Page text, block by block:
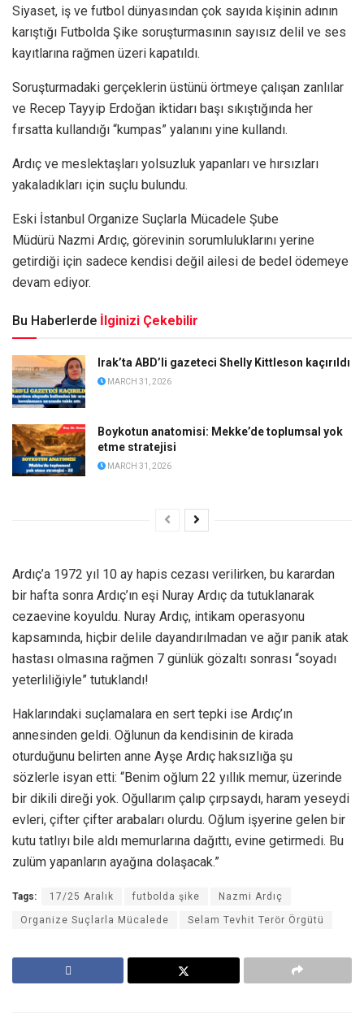
Siyaset, iş ve futbol dünyasından çok sayıda kişinin adının
karıştığı Futbolda Şike soruşturmasının sayısız delil ve ses
kayıtlarına rağmen üzeri kapatıldı.
Soruşturmadaki gerçeklerin üstünü örtmeye çalışan zanlılar
ve Recep Tayyip Erdoğan iktidarı başı sıkıştığında her
fırsatta kullandığı “kumpas” yalanını yine kullandı.
Ardıç ve meslektaşları yolsuzluk yapanları ve hırsızları
yakaladıkları için suçlu bulundu.
Eski İstanbul Organize Suçlarla Mücadele Şube
Müdürü Nazmi Ardıç, görevinin sorumluluklarını yerine
getirdiği için sadece kendisi değil ailesi de bedel ödemeye
devam ediyor.
Bu Haberlerde İlginizi Çekebilir
Irak’ta ABD’li gazeteci Shelly Kittleson kaçırıldı
MARCH 31, 2026
Boykotun anatomisi: Mekke’de toplumsal yok
etme stratejisi
MARCH 31, 2026
Ardıç’a 1972 yıl 10 ay hapis cezası verilirken, bu karardan
bir hafta sonra Ardıç’ın eşi Nuray Ardıç da tutuklanarak
cezaevine koyuldu. Nuray Ardıç, intikam operasyonu
kapsamında, hiçbir delile dayandırılmadan ve ağır panik atak
hastası olmasına rağmen 7 günlük gözaltı sonrası “soyadı
yeterliliğiyle” tutuklandı!
Haklarındaki suçlamalara en sert tepki ise Ardıç’ın
annesinden geldi. Oğlunun da kendisinin de kirada
oturduğunu belirten anne Ayşe Ardıç haksızlığa şu
sözlerle isyan etti: “Benim oğlum 22 yıllık memur, üzerinde
bir dikili direği yok. Oğullarım çalıp çırpsaydı, haram yeseydi
evleri, çifter çifter arabaları olurdu. Oğlum işyerine gelen bir
kutu tatlıyı bile aldı memurlarına dağıttı, evine getirmedi. Bu
zulüm yapanların ayağına dolaşacak.”
Tags: 17/25 Aralık futbolda şike Nazmi Ardıç
Organize Suçlarla Mücalede Selam Tevhit Terör Örgütü